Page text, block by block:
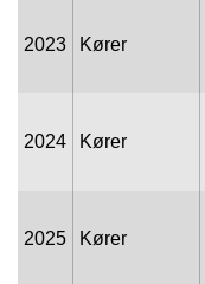
2023 Kører
2024 Kører
2025 Kører